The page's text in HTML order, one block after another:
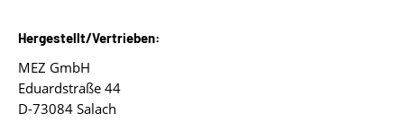
Hergestellt/Vertrieben:
MEZ GmbH
Eduardstraße 44
D-73084 Salach